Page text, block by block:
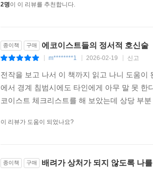
2명이 이 리뷰를 추천합니다.
종이책 구매 에코이스트들의 정서적 호신술
m********1 2026-02-19 신고
전작을 보고 나서 이 책까지 읽고 나니 도움
에서 경계 침범시에도 타인에게 아무 말 못
코이스트 체크리스트를 해 보았는데 상당 부
이 리뷰가 도움이 되었나요?
종이책 구매 배려가 상처가 되지 않도록 나